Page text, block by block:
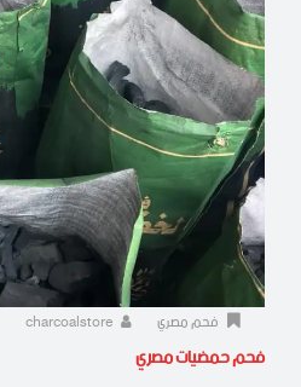
فحم مصري
فحم حمضيات مصري